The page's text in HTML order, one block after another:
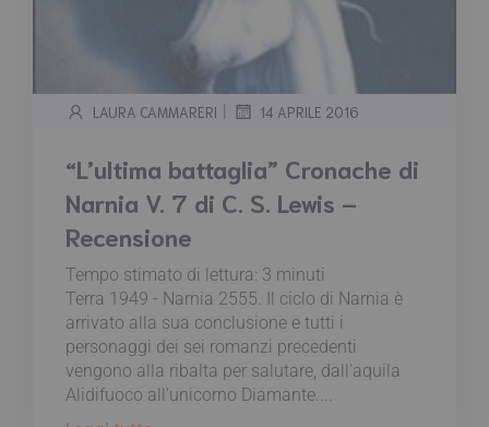
LAURA CAMMARERI | 14 APRILE 2016
“L’ultima battaglia” Cronache di
Narnia V. 7 di C. S. Lewis –
Recensione
Tempo stimato di lettura: 3 minuti
Terra 1949 - Narnia 2555. Il ciclo di Narnia è
arrivato alla sua conclusione e tutti i
personaggi dei sei romanzi precedenti
vengono alla ribalta per salutare, dall'aquila
Alidifuoco all'unicorno Diamante....